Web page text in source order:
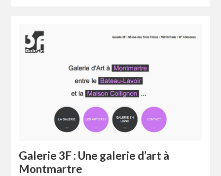
Galerie 3F : Une galerie d’art à
Montmartre